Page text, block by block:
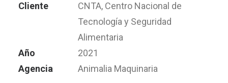
Cliente
CNTA, Centro Nacional de
Tecnología y Seguridad
Alimentaria
Año
2021
Agencia
Animalia Maquinaria